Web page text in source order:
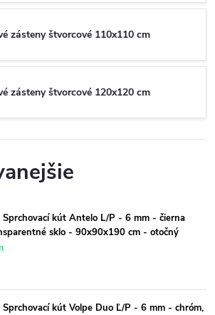
zásteny štvorcové 110x110 cm
zásteny štvorcové 120x120 cm
Sprchovací kút Antelo L/P - 6 mm - čierna
sklo - 90x90x190 cm - otočný
Sprchovací kút Volpe Duo Ľ/P - 6 mm - chróm,